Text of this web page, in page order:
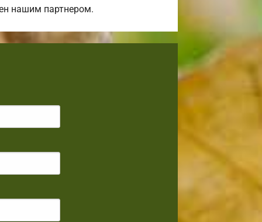
нашим партнером.